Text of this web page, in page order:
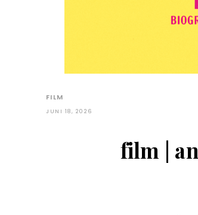
FILM
JUNI 18, 2026
film |